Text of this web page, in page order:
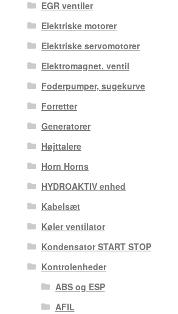
EGR ventiler
Elektriske motorer
Elektriske servomotorer
Elektromagnet. ventil
Foderpumper, sugekurve
Forretter
Generatorer
Højttalere
Horn Horns
HYDROAKTIV enhed
Kabelsæt
Køler ventilator
Kondensator START STOP
Kontrolenheder
ABS og ESP
AFIL